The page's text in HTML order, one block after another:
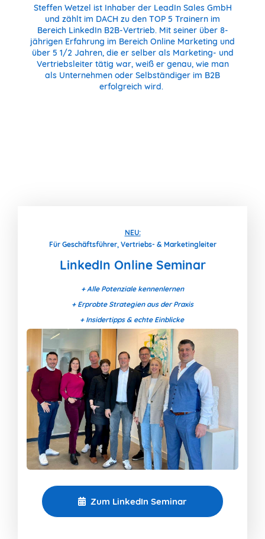
Steffen Wetzel ist Inhaber der LeadIn Sales GmbH
und zählt im DACH zu den TOP 5 Trainern im
Bereich LinkedIn B2B-Vertrieb. Mit seiner über 8-
jährigen Erfahrung im Bereich Online Marketing und
über 5 1/2 Jahren, die er selber als Marketing- und
Vertriebsleiter tätig war, weiß er genau, wie man
als Unternehmen oder Selbständiger im B2B
erfolgreich wird.
NEU:
Für Geschäftsführer, Vertriebs- & Marketingleiter
LinkedIn Online Seminar
+ Alle Potenziale kennenlernen
+ Erprobte Strategien aus der Praxis
+ Insidertipps & echte Einblicke
Zum LinkedIn Seminar